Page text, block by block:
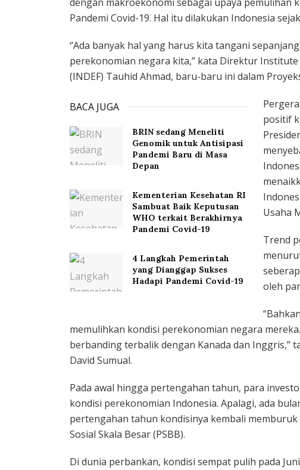
Pandemi Covid-19. Hal itu dilakukan Indonesia
“Ada banyak hal yang harus kita tangani
perekonomian negara kita,” kata Direktur
(INDEF) Tauhid Ahmad, baru-baru ini dalam
BACA JUGA
BRIN sedang Meneliti
Genomik untuk Antisipasi
Pandemi Baru di Masa
Depan
Kementerian Kesehatan RI
Sambuat Baik Keputusan
WHO terkait Berakhirnya
Pandemi Covid-19
4 Langkah Pemerintah
yang Dianggap Sukses
Hadapi Pandemi Covid-19
positif
Usaha
Trend
oleh
memulihkan kondisi perekonomian negara
berbanding terbalik dengan Kanada dan Inggris,”
David Sumual.
Pada awal hingga pertengahan tahun, para
kondisi perekonomian Indonesia. Apalagi, ada
pertengahan tahun kondisinya kembali
Sosial Skala Besar (PSBB).
Di dunia perbankan, kondisi sempat pulih pada